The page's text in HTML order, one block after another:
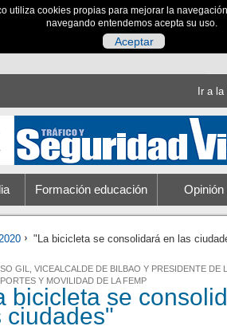
utiliza cookies propias para mejorar la
navegando entendemos acepta su uso.
Aceptar
Ir a
Formación educación Opinión
2020 "La bicicleta se consolidará en las
GIL, VICEALCALDE DE BILBAO Y PRESIDENTE DE
Y MOVILIDAD DE LA FEMP
bicicleta se
ciudades"